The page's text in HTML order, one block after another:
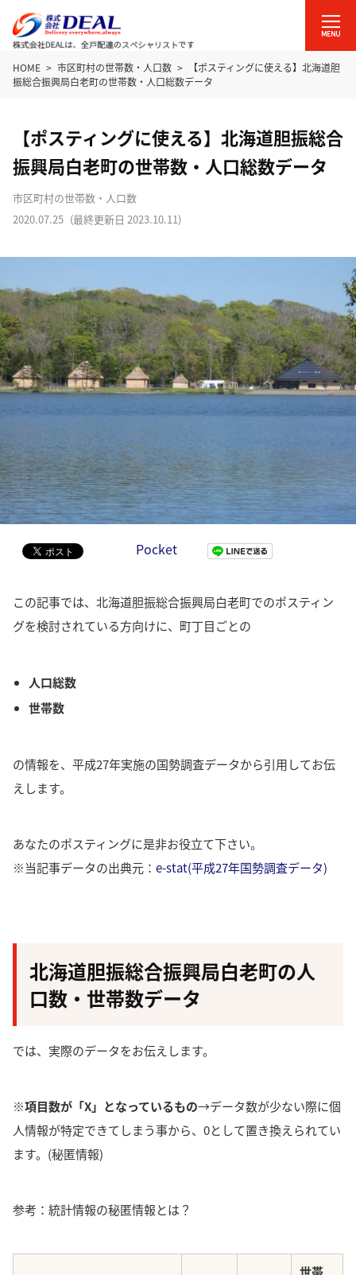
HOME 市区町村の世帯数・人口数
【ポスティングに使える】北海道胆
振総合振興局白老町の世帯数・人口総数データ
【ポスティングに使える】北海道胆振総合
振興局白老町の世帯数・人口総数データ
市区町村の世帯数・人口数
2020.07.25 (最終更新日 2023.10.11)
Pocket
この記事では、北海道胆振総合振興局白老町でのポスティン
グを検討されている方向けに、町丁目ごとの
人口総数
世帯数
の情報を、平成27年実施の国勢調査データから引用してお伝
えします。
あなたのポスティングに是非お役立て下さい。
※当記事データの出典元： e-stat(平成27年国勢調査データ)
北海道胆振総合振興局白老町の人
口数・世帯数データ
では、実際のデータをお伝えします。
※項目数が「X」となっているもの→データ数が少ない際に個
人情報が特定できてしまう事から、0として置き換えられてい
ます。(秘匿情報)
参考：統計情報の秘匿情報とは？
世帯